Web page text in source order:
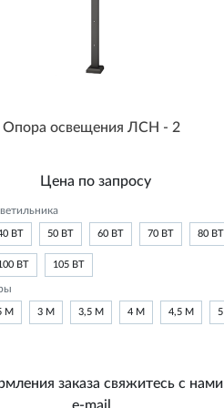
Опора освещения ЛСН - 2
Цена по запросу
ВТ 50 ВТ 60 ВТ 70 ВТ 80 ВТ
ВТ 105 ВТ
М 3 М 3,5 М 4 М 4,5 М
заказа свяжитесь с
e-mail